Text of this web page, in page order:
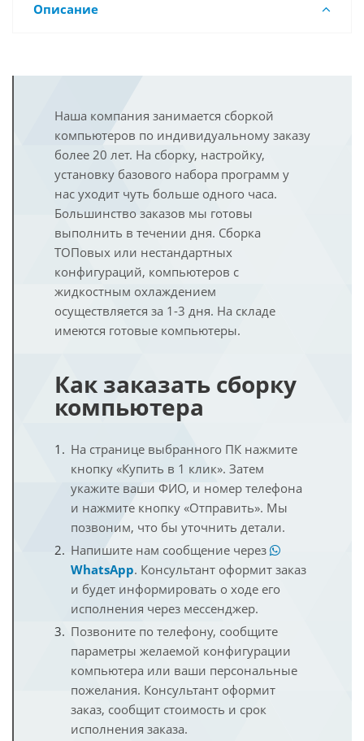
Описание
Наша компания занимается сборкой
компьютеров по индивидуальному заказу
более 20 лет. На сборку, настройку,
установку базового набора программ у
нас уходит чуть больше одного часа.
Большинство заказов мы готовы
выполнить в течении дня. Сборка
ТОПовых или нестандартных
конфигураций, компьютеров с
жидкостным охлаждением
осуществляется за 1-3 дня. На складе
имеются готовые компьютеры.
Как заказать сборку
компьютера
На странице выбранного ПК нажмите
кнопку «Купить в 1 клик». Затем
укажите ваши ФИО, и номер телефона
и нажмите кнопку «Отправить». Мы
позвоним, что бы уточнить детали.
Напишите нам сообщение через
WhatsApp. Консультант оформит заказ
и будет информировать о ходе его
исполнения через мессенджер.
Позвоните по телефону, сообщите
параметры желаемой конфигурации
компьютера или ваши персональные
пожелания. Консультант оформит
заказ, сообщит стоимость и срок
исполнения заказа.